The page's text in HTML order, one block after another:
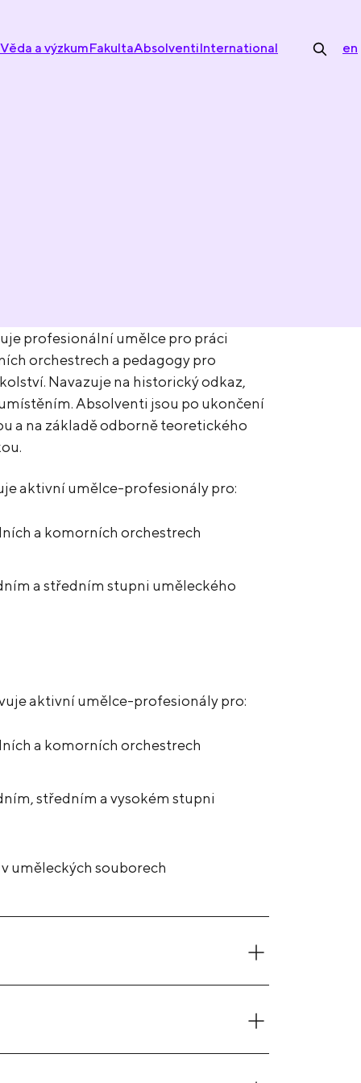
Věda a výzkumFakultaAbsolventiInternational en
profesionální umělce pro práci
orchestrech a pedagogy pro
Navazuje na historický odkaz,
Absolventi jsou po ukončení
a na základě odborně teoretického
aktivní umělce-profesionály pro:
a komorních orchestrech
a středním stupni uměleckého
aktivní umělce-profesionály pro:
a komorních orchestrech
středním a vysokém stupni
uměleckých souborech